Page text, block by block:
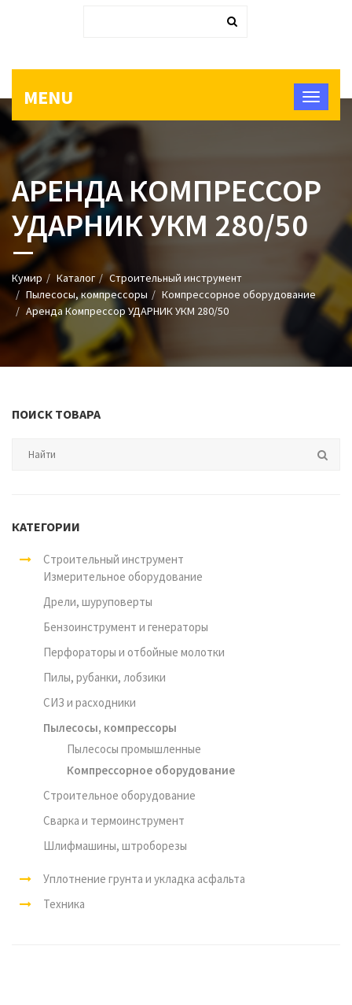
MENU
АРЕНДА КОМПРЕССОР
УДАРНИК УКМ 280/50
Кумир Каталог
Строительный инструмент
Пылесосы, компрессоры
Компрессорное оборудование
Аренда Компрессор УДАРНИК УКМ 280/50
ПОИСК ТОВАРА
КАТЕГОРИИ
Строительный инструмент
Измерительное оборудование
Дрели, шуруповерты
Бензоинструмент и генераторы
Перфораторы и отбойные молотки
Пилы, рубанки, лобзики
СИЗ и расходники
Пылесосы, компрессоры
Пылесосы промышленные
Компрессорное оборудование
Строительное оборудование
Сварка и термоинструмент
Шлифмашины, штроборезы
Уплотнение грунта и укладка асфальта
Техника